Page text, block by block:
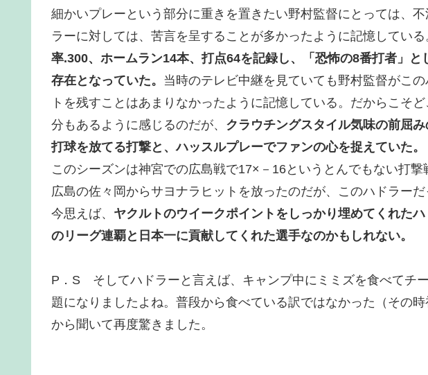
細かいプレーという部分に重きを置きたい野村監督にとっては、
ラーに対しては、苦言を呈することが多かったように記憶している
率.300、ホームラン14本、打点64を記録し、「恐怖の8番打者」と
存在となっていた。 当時のテレビ中継を見ていても野村監督がこ
トを残すことはあまりなかったように記憶している。だからこそ
分もあるように感じるのだが、 クラウチングスタイル気味の前屈
打球を放てる打撃と、ハッスルプレーでファンの心を捉えていた。
このシーズンは神宮での広島戦で17×－16というとんでもない打
広島の佐々岡からサヨナラヒットを放ったのだが、このハドラーだ
今思えば、 ヤクルトのウイークポイントをしっかり埋めてくれた
のリーグ連覇と日本一に貢献してくれた選手なのかもしれない。
P．S そしてハドラーと言えば、キャンプ中にミミズを食べてチ
題になりましたよね。普段から食べている訳ではなかった（その
から聞いて再度驚きました。